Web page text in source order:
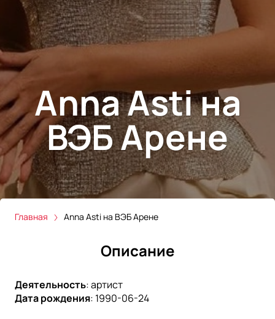
Anna Asti на
ВЭБ Арене
Главная Anna Asti на ВЭБ Арене
Описание
Деятельность:артист
Дата рождения: 1990-06-24